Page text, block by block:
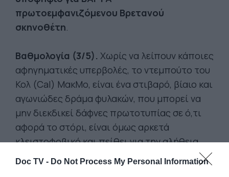
Doc TV - Do Not Process My Personal Information
πρωτοεμφανιζόμενου Βρετανού
σκηνοθέτη.
Βαθμολογία (3/5). Χωρίς να λείπουν κάποιες
αφηγηματικές υπερβολές, το ντεμπούτο του
Κολ (Cal) ΜακΜο, είναι ένα στιβαρό, βίαιο και
αγωνιώδες δράμα φυλακών, που μπορεί να
μην διεκδικεί δάφνες πρωτοτυπίας σε ό,τι
αφορά το στόρι, είναι όμως αρκετά
κλειστοφοβικό και πείθει για την αλήθεια
των χαρακτήρων του. Η δε κατάληξη - για την
οποία δεν μπορούμε να μιλήσουμε χωρίς να